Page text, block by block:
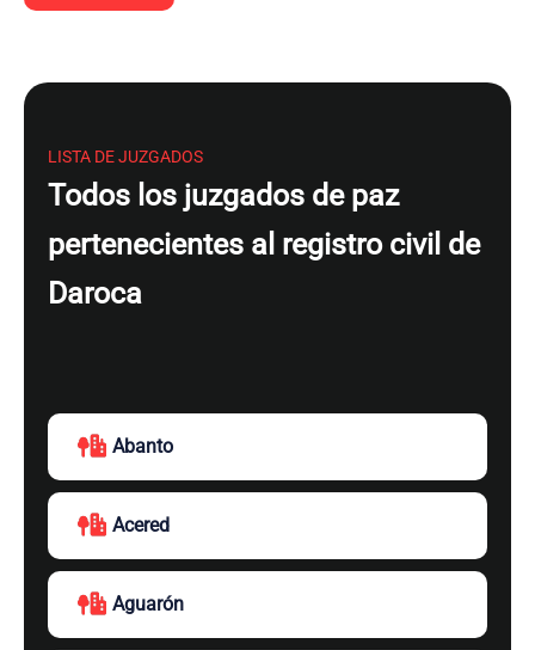
LISTA DE JUZGADOS
Todos los juzgados de paz
pertenecientes al registro civil de
Daroca
Abanto
Acered
Aguarón